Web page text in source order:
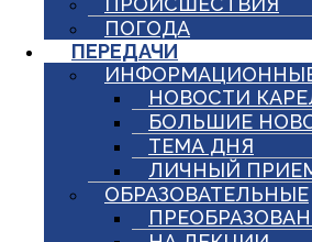
ПОГОДА
ПЕРЕДАЧИ
НОВОСТИ
БОЛЬШИЕ
ТЕМА ДНЯ
ЛИЧНЫЙ
ОБРАЗОВАТЕЛЬНЫЕ